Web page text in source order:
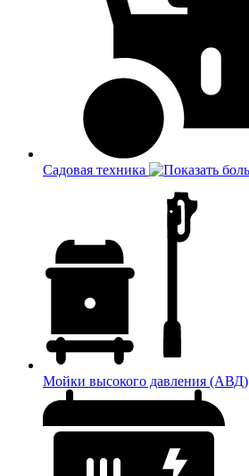
Садовая техника
Мойки высокого давления (АВД)